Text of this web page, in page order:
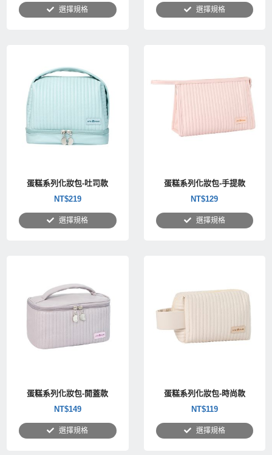
選擇規格 選擇規格
蛋糕系列化妝包-吐司款
NT$219
選擇規格
蛋糕系列化妝包-手提款
NT$129
選擇規格
蛋糕系列化妝包-開蓋款
NT$149
選擇規格
蛋糕系列化妝包-時尚款
NT$119
選擇規格